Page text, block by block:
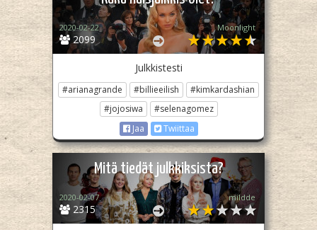
2099
2020-02-22 Moonlight
Julkkistesti
#arianagrande #billieeilish
#kimkardashian
#jojosiwa
#selenagomez
Jaa
Twiittaa
Mitä tiedät julkkiksista?
2315
2020-02-07 mildde